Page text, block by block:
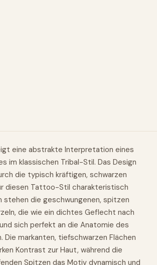
eine abstrakte Interpretation eines
im klassischen Tribal-Stil. Das Design
die typisch kräftigen, schwarzen
diesen Tattoo-Stil charakteristisch
stehen die geschwungenen, spitzen
die wie ein dichtes Geflecht nach
sich perfekt an die Anatomie des
Die markanten, tiefschwarzen Flächen
Kontrast zur Haut, während die
Spitzen das Motiv dynamisch und